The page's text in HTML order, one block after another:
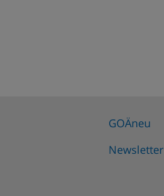
GOÄneu
Newsletter